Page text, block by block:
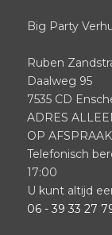
Big Party
Ruben
Daalweg 95
7535 CD
ADRES
OP
Telefonisch
17:00
U kunt altijd
06 - 39 33 27